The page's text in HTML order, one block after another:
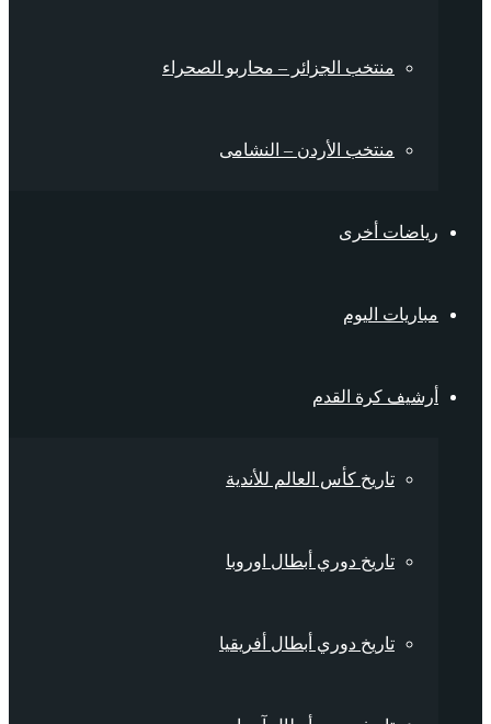
منتخب الجزائر – محاربو الصحراء
منتخب الأردن – النشامى
رياضات أخرى
مباريات اليوم
أرشيف كرة القدم
تاريخ كأس العالم للأندية
تاريخ دوري أبطال اوروبا
تاريخ دوري أبطال أفريقيا